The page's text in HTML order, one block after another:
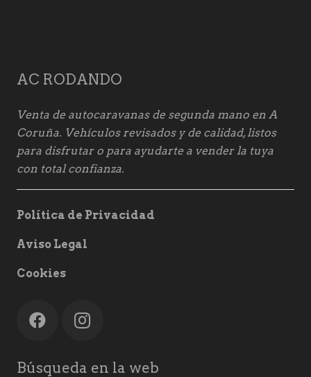
AC RODANDO
Venta de autocaravanas de segunda mano en A
Coruña. Vehículos revisados y de calidad, listos
para disfrutar o para ayudarte a vender la tuya
con total confianza.
Política de Privacidad
Aviso Legal
Cookies
Búsqueda en la web